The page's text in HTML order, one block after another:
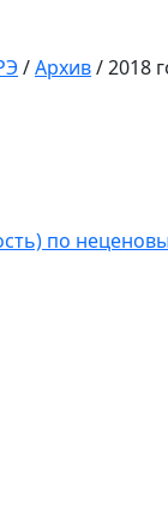
/Архив/2018
по